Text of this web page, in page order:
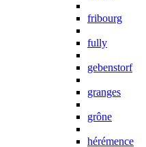
fribourg
fully
gebenstorf
granges
grône
hérémence